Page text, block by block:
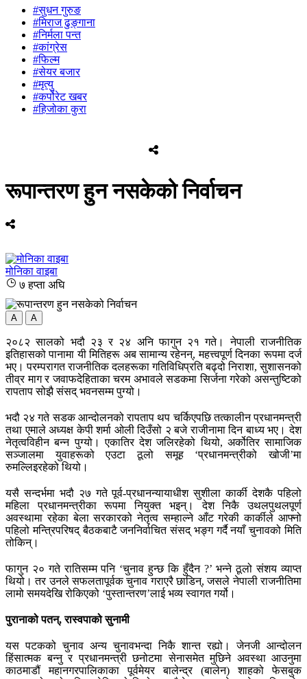
#सुधन गुरुङ
#मिराज ढुङ्गाना
#निर्मला पन्त
#कांग्रेस
#फिल्म
#सेयर बजार
#मृत्यु
#कर्पोरेट खबर
#हिजोका कुरा
रूपान्तरण हुन नसकेको निर्वाचन
मोनिका वाइबा
७ हप्ता अघि
A A
२०८२ सालको भदौ २३ र २४ अनि फागुन २१ गते। नेपाली राजनीतिक
इतिहासको पानामा यी मितिहरू अब सामान्य रहेनन्, महत्त्वपूर्ण दिनका रूपमा दर्ज
भए। परम्परागत राजनीतिक दलहरूका गतिविधिप्रति बढ्दो निराशा, सुशासनको
तीव्र माग र जवाफदेहिताका चरम अभावले सडकमा सिर्जना गरेको असन्तुष्टिको
रापताप सोझै संसद् भवनसम्म पुग्यो।
भदौ २४ गते सडक आन्दोलनको रापताप थप चर्किएपछि तत्कालीन प्रधानमन्त्री
तथा एमाले अध्यक्ष केपी शर्मा ओली दिउँसो २ बजे राजीनामा दिन बाध्य भए। देश
नेतृत्वविहीन बन्न पुग्यो। एकातिर देश जलिरहेको थियो, अर्कोतिर सामाजिक
सञ्जालमा युवाहरूको एउटा ठूलो समूह ‘प्रधानमन्त्रीको खोजी’मा
रुमल्लिइरहेको थियो।
यसै सन्दर्भमा भदौ २७ गते पूर्व-प्रधानन्यायाधीश सुशीला कार्की देशकै पहिलो
महिला प्रधानमन्त्रीका रूपमा नियुक्त भइन्। देश निकै उथलपुथलपूर्ण
अवस्थामा रहेका बेला सरकारको नेतृत्व सम्हाल्ने आँट गरेकी कार्कीले आफ्नो
पहिलो मन्त्रिपरिषद् बैठकबाटै जननिर्वाचित संसद् भङ्ग गर्दै नयाँ चुनावको मिति
तोकिन्।
फागुन २० गते रातिसम्म पनि ‘चुनाव हुन्छ कि हुँदैन ?’ भन्ने ठूलो संशय व्याप्त
थियो। तर उनले सफलतापूर्वक चुनाव गराएरै छाडिन्, जसले नेपाली राजनीतिमा
लामो समयदेखि रोकिएको ‘पुस्तान्तरण’लाई भव्य स्वागत गर्यो।
पुरानाको पतन्, रास्वपाको सुनामी
यस पटकको चुनाव अन्य चुनावभन्दा निकै शान्त रह्यो। जेनजी आन्दोलन
हिंसात्मक बन्नु र प्रधानमन्त्री छनोटमा सेनासमेत मुछिने अवस्था आउनुमा
काठमाडौं महानगरपालिकाका पूर्वमेयर बालेन्द्र (बालेन) शाहको फेसबुक